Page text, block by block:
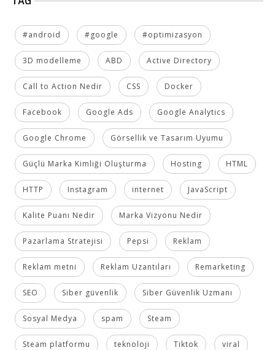
#android #google #optimizasyon
3D modelleme ABD Active Directory
Call to Action Nedir CSS Docker
Facebook Google Ads Google Analytics
Google Chrome Görsellik ve Tasarım Uyumu
Güçlü Marka Kimliği Oluşturma Hosting HTML
HTTP Instagram internet JavaScript
Kalite Puanı Nedir Marka Vizyonu Nedir
Pazarlama Stratejisi Pepsi Reklam
Reklam metni Reklam Uzantıları Remarketing
SEO Siber güvenlik Siber Güvenlik Uzmanı
Sosyal Medya spam Steam
Steam platformu teknoloji Tiktok viral